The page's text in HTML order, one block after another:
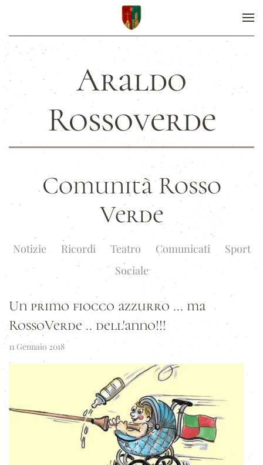
Araldo
Rossoverde
Comunità Rosso
Verde
Notizie Ricordi Teatro Comunicati
Sport
Sociale
Un primo fiocco azzurro ... ma
RossoVerde .. dell'anno!!!
11 Gennaio 2018